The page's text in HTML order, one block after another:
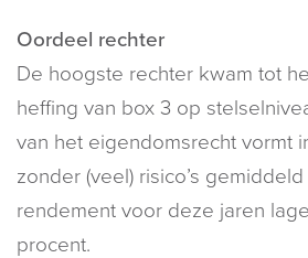
Oordeel rechter
De hoogste rechter kwam tot
heffing van box 3 op
van het eigendomsrecht vormt
zonder (veel) risico’s
rendement voor deze jaren
procent.